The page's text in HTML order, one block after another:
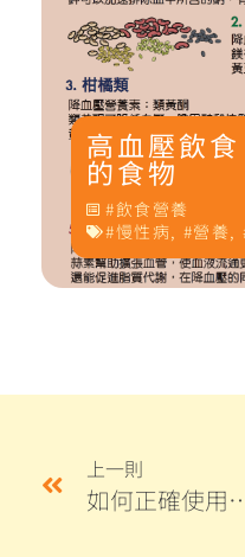
高血壓飲
的食物
飲食營養
慢性病, 營養,
上一則
如何正